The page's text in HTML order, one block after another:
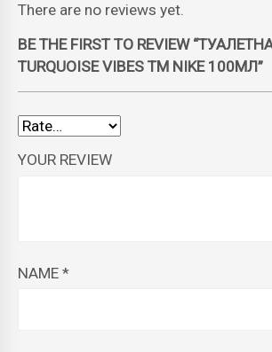
There are no reviews yet.
BE THE FIRST TO REVIEW
TURQUOISE VIBES ТМ NIKE 100МЛ”
YOUR REVIEW
NAME *